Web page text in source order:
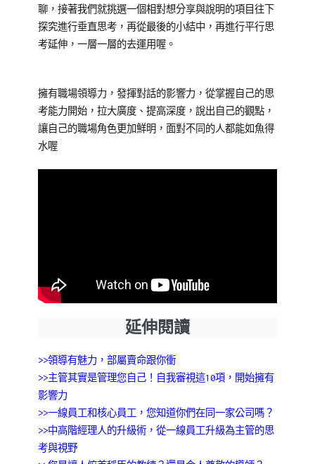
聊，接著我們就挑選一個相對想分享與說明的項目往下
探究進行垂直思考，再從最後的小結中，再進行平行思
考延伸，一層一層的去運用喔。
擁有職場領導力，發揮對話的影響力，從掌握自己的思
考能力開始，拉大廣度、提高深度，說出自己的觀點，
讓自己的職場角色更加鮮明，面對不同的人都能如魚得
水喔
延伸閱讀
>>領導有魅力，部屬賣命跟你衝
>>主管其實是管理您自己！自我審視這10項，開始擁有
影響力
>>一線員工和核心員工，您知道你們在同一家公司嗎？
>>中高階經理人的升級術，從一線員工升級為主管的思
考與視野